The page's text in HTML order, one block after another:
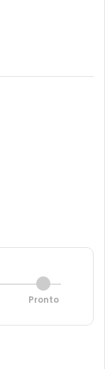
Pronto